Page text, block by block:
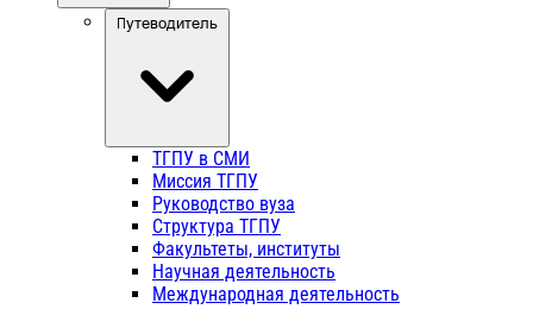
Путеводитель
ТГПУ в СМИ
Миссия ТГПУ
Руководство вуза
Структура ТГПУ
Факультеты, институты
Научная деятельность
Международная деятельность